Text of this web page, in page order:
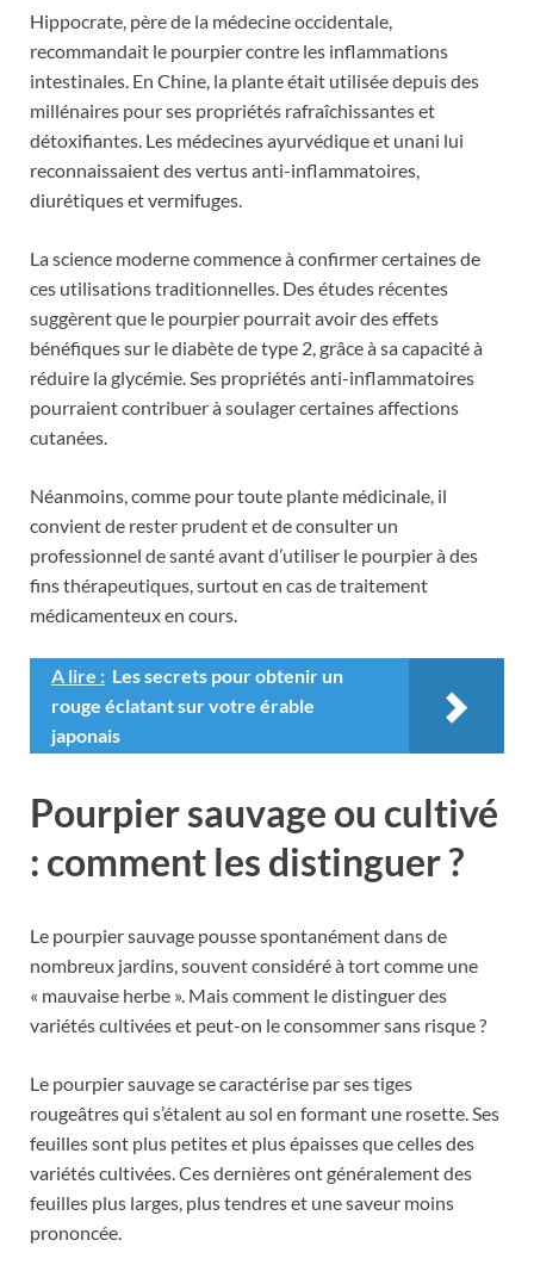
Hippocrate, père de la médecine occidentale,
recommandait le pourpier contre les inflammations
intestinales. En Chine, la plante était utilisée depuis des
millénaires pour ses propriétés rafraîchissantes et
détoxifiantes. Les médecines ayurvédique et unani lui
reconnaissaient des vertus anti-inflammatoires,
diurétiques et vermifuges.
La science moderne commence à confirmer certaines de
ces utilisations traditionnelles. Des études récentes
suggèrent que le pourpier pourrait avoir des effets
bénéfiques sur le diabète de type 2, grâce à sa capacité à
réduire la glycémie. Ses propriétés anti-inflammatoires
pourraient contribuer à soulager certaines affections
cutanées.
Néanmoins, comme pour toute plante médicinale, il
convient de rester prudent et de consulter un
professionnel de santé avant d’utiliser le pourpier à des
fins thérapeutiques, surtout en cas de traitement
médicamenteux en cours.
A lire : Les secrets pour obtenir un
rouge éclatant sur votre érable
japonais
Pourpier sauvage ou cultivé
: comment les distinguer ?
Le pourpier sauvage pousse spontanément dans de
nombreux jardins, souvent considéré à tort comme une
« mauvaise herbe ». Mais comment le distinguer des
variétés cultivées et peut-on le consommer sans risque ?
Le pourpier sauvage se caractérise par ses tiges
rougeâtres qui s’étalent au sol en formant une rosette. Ses
feuilles sont plus petites et plus épaisses que celles des
variétés cultivées. Ces dernières ont généralement des
feuilles plus larges, plus tendres et une saveur moins
prononcée.